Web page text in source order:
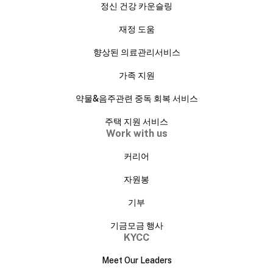
정신 건강 카운슬링
재정 도움
향상된 의료관리서비스
가족 지원
약물&음주관련 중독 회복 서비스
주택 지원 서비스
Work with us
커리어
자원봉
기부
기금모금 행사
KYCC
Meet Our Leaders